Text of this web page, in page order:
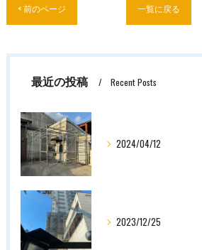
< 前のページ 一覧に戻る
最近の投稿 Recent Posts
2024/04/12
2023/12/25